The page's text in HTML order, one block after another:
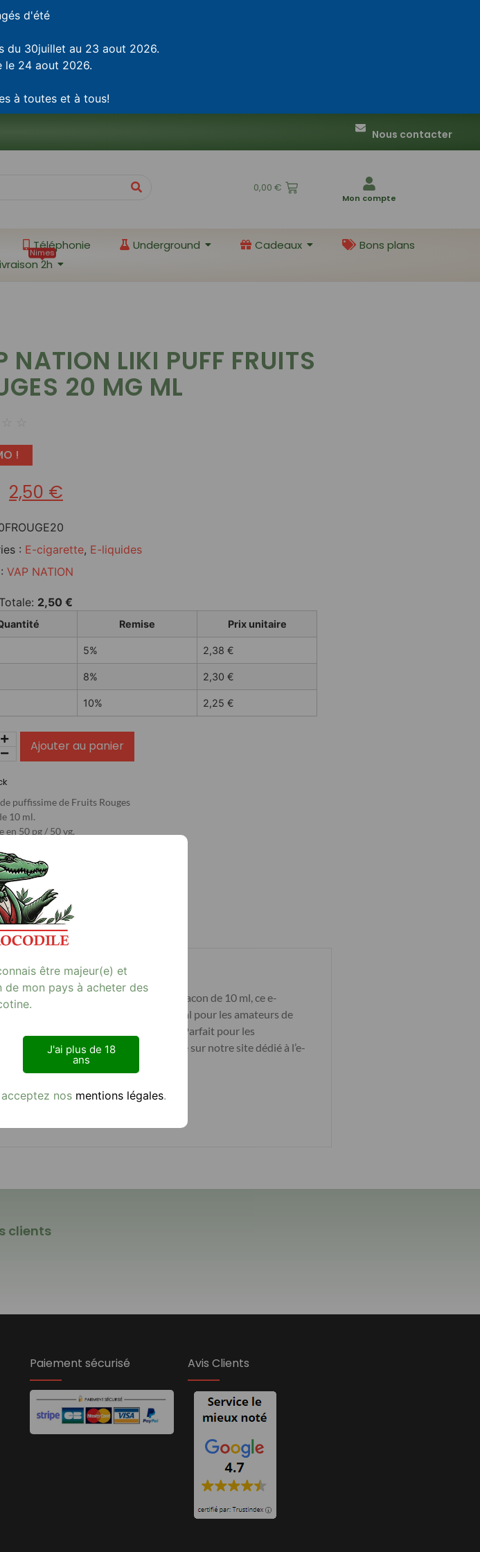
d'été
du 30juillet au 23 aout 2026.
le 24 aout 2026.
à toutes et à tous!
Nous contacter
0,00 €
Mon compte
Téléphonie Underground Cadeaux
Bons plans
2h
Nimes
NATION LIKI PUFF FRUITS
20 MG ML
☆ ☆
!
2,50 €
: E-cigarette, E-liquides
VAP NATION
2,50 €
Remise Prix unitaire
5% 2,38 €
8% 2,30 €
10% 2,25 €
Ajouter au panier
puffissime de Fruits Rouges
10 ml.
en 50 pg / 50 vg.
LIKI PUFF. Conditionné dans un flacon de 10 ml, ce e-
en nicotine de 20 mg/ml, il est idéal pour les amateurs de
de vapotage exceptionnelle. Parfait pour les
complète de produits de qualité sur notre site dédié à l’e-
clients
Paiement sécurisé Avis Clients
être majeur(e) et
mon pays à acheter des
J'ai plus de 18
ans
nos mentions légales.